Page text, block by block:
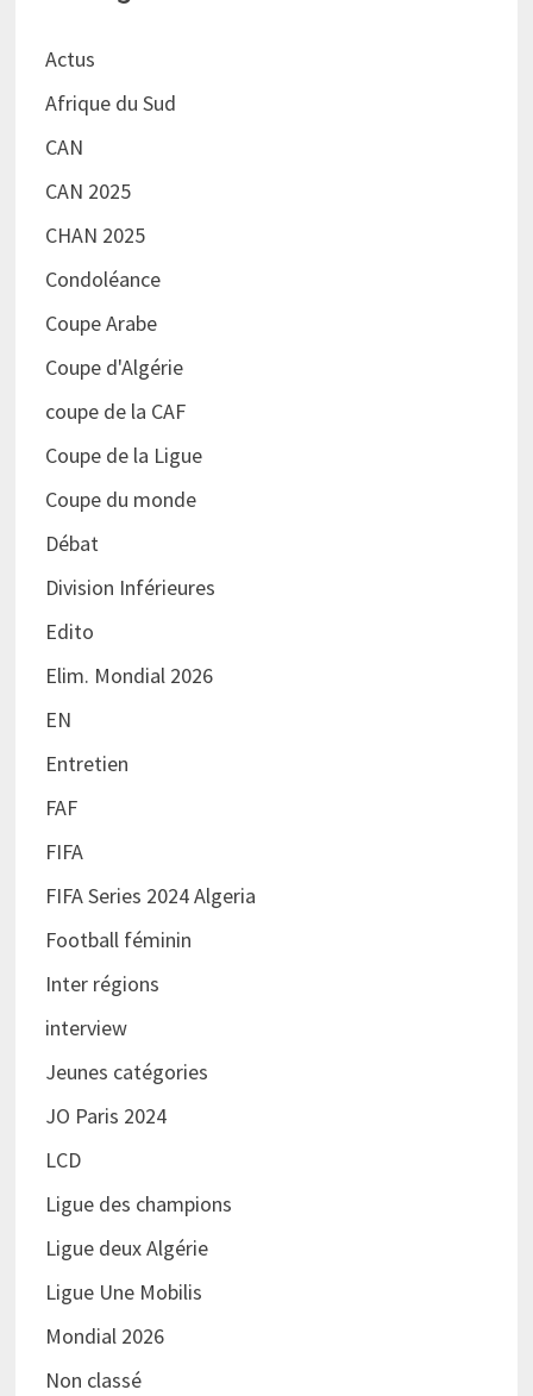
Actus
Afrique du Sud
CAN
CAN 2025
CHAN 2025
Condoléance
Coupe Arabe
Coupe d'Algérie
coupe de la CAF
Coupe de la Ligue
Coupe du monde
Débat
Division Inférieures
Edito
Elim. Mondial 2026
EN
Entretien
FAF
FIFA
FIFA Series 2024 Algeria
Football féminin
Inter régions
interview
Jeunes catégories
JO Paris 2024
LCD
Ligue des champions
Ligue deux Algérie
Ligue Une Mobilis
Mondial 2026
Non classé